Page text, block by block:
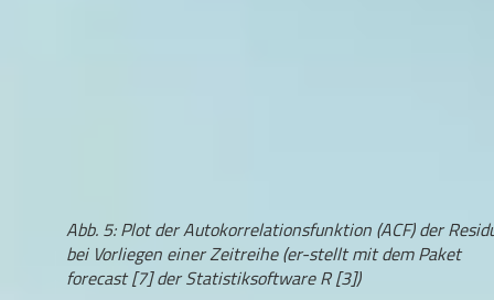
Abb. 5: Plot der Autokorrelationsfunktion (ACF) der
bei Vorliegen einer Zeitreihe (er-stellt mit dem Paket
forecast [7] der Statistiksoftware R [3])